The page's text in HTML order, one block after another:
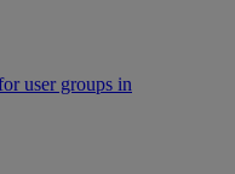
user groups in